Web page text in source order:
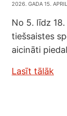
2026. GADA 15. APRIL
No 5. līdz
tiešsaistes
aicināti
Lasīt tālāk